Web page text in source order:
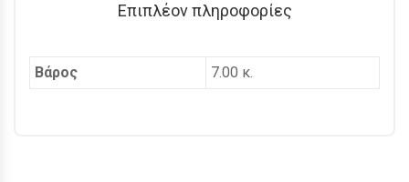
Επιπλέον πληροφορίες
Βάρος 7.00 κ.